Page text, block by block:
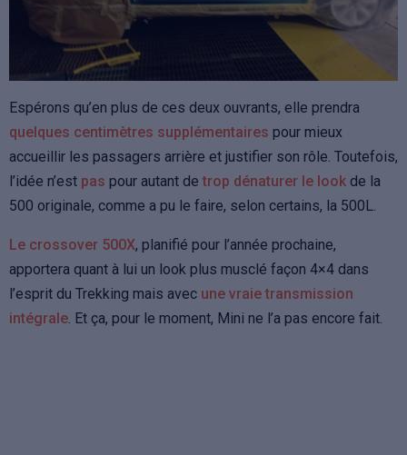
Espérons qu’en plus de ces deux ouvrants, elle prendra
quelques centimètres supplémentaires pour mieux
accueillir les passagers arrière et justifier son rôle. Toutefois,
l’idée n’est pas pour autant detrop dénaturer le look de la
500 originale, comme a pu le faire, selon certains, la 500L.
Le crossover 500X, planifié pour l’année prochaine,
apportera quant à lui un look plus musclé façon 4×4 dans
l’esprit du Trekking mais avec une vraie transmission
intégrale. Et ça, pour le moment, Mini ne l’a pas encore fait.